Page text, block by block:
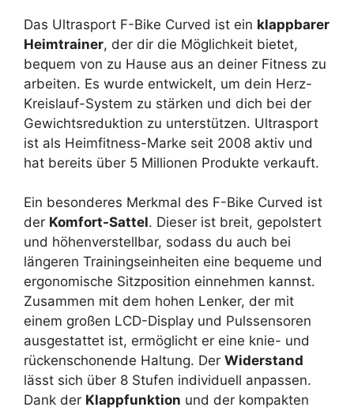
Das Ultrasport F-Bike Curved ist ein klappbarer
Heimtrainer, der dir die Möglichkeit bietet,
bequem von zu Hause aus an deiner Fitness zu
arbeiten. Es wurde entwickelt, um dein Herz-
Kreislauf-System zu stärken und dich bei der
Gewichtsreduktion zu unterstützen. Ultrasport
ist als Heimfitness-Marke seit 2008 aktiv und
hat bereits über 5 Millionen Produkte verkauft.
Ein besonderes Merkmal des F-Bike Curved ist
der Komfort-Sattel. Dieser ist breit, gepolstert
und höhenverstellbar, sodass du auch bei
längeren Trainingseinheiten eine bequeme und
ergonomische Sitzposition einnehmen kannst.
Zusammen mit dem hohen Lenker, der mit
einem großen LCD-Display und Pulssensoren
ausgestattet ist, ermöglicht er eine knie- und
rückenschonende Haltung. Der Widerstand
lässt sich über 8 Stufen individuell anpassen.
Dank der Klappfunktion und der kompakten